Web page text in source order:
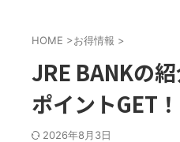
HOME >お得情報 >
JRE BANKの
ポイントGET！
2026年8月3日